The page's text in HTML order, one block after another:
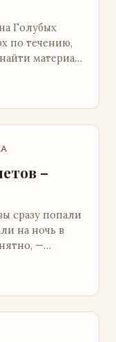
Голубых
по течению,
материал
–
сразу попали
на ночь в
—